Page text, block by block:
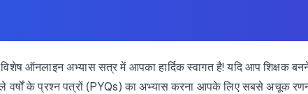
ऑनलाइन अभ्यास सत्र में आपका हार्दिक स्वागत है! यदि आप शिक्षक
वर्षों के प्रश्न पत्रों (PYQs) का अभ्यास करना आपके लिए सबसे अचूक